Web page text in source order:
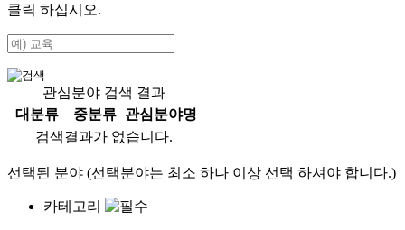
클릭 하십시오.
관심분야 검색 결과
대분류
중분류
관심분야명
검색결과가 없습니다.
선택된 분야 (선택분야는 최소 하나 이상 선택 하셔야 합니다.)
카테고리